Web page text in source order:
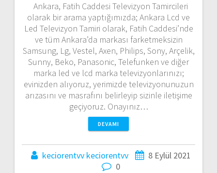
Ankara, Fatih Caddesi Televizyon Tamircileri
olarak bir arama yaptığımızda; Ankara Lcd ve
Led Televizyon Tamiri olarak, Fatih Caddesi’nde
ve tüm Ankara’da markası farketmeksizin
Samsung, Lg, Vestel, Axen, Philips, Sony, Arçelik,
Sunny, Beko, Panasonic, Telefunken ve diğer
marka led ve lcd marka televizyonlarınızı;
evinizden alıyoruz, yerimizde televizyonunuzun
arızasını ve masrafını belirleyip sizinle iletişime
geçiyoruz. Onayınız…
DEVAMI
keciorentvv keciorentvv
8 Eylül 2021
0